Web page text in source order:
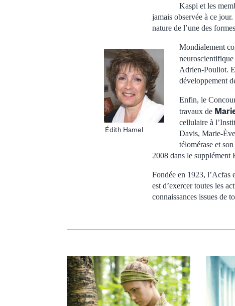
Kaspi et les
jamais observée à ce
nature de l’une des
Édith Hamel
Mondialement
Adrien-Pouliot.
développement
Enfin, le
travaux de
cellulaire à
Davis, Marie-
télomérase et
2008 dans le
Fondée en 1923, l’Acfas
est d’exercer toutes les
connaissances issues de